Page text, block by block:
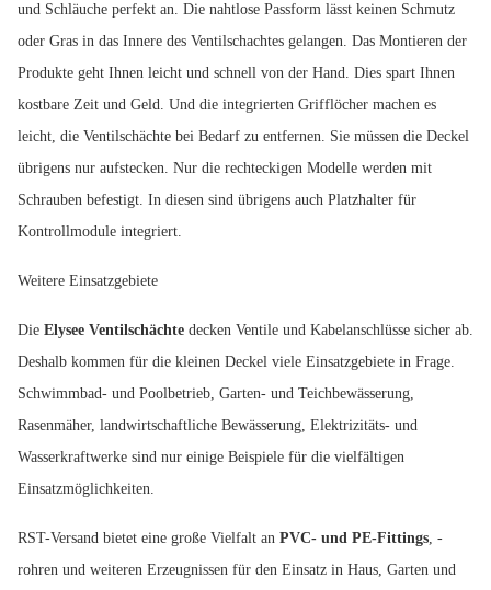
und Schläuche perfekt an. Die nahtlose Passform lässt keinen Schmutz
oder Gras in das Innere des Ventilschachtes gelangen. Das Montieren der
Produkte geht Ihnen leicht und schnell von der Hand. Dies spart Ihnen
kostbare Zeit und Geld. Und die integrierten Grifflöcher machen es
leicht, die Ventilschächte bei Bedarf zu entfernen. Sie müssen die Deckel
übrigens nur aufstecken. Nur die rechteckigen Modelle werden mit
Schrauben befestigt. In diesen sind übrigens auch Platzhalter für
Kontrollmodule integriert.
Weitere Einsatzgebiete
Die Elysee Ventilschächte decken Ventile und Kabelanschlüsse sicher ab.
Deshalb kommen für die kleinen Deckel viele Einsatzgebiete in Frage.
Schwimmbad- und Poolbetrieb, Garten- und Teichbewässerung,
Rasenmäher, landwirtschaftliche Bewässerung, Elektrizitäts- und
Wasserkraftwerke sind nur einige Beispiele für die vielfältigen
Einsatzmöglichkeiten.
RST-Versand bietet eine große Vielfalt an PVC- und PE-Fittings, -
rohren und weiteren Erzeugnissen für den Einsatz in Haus, Garten und